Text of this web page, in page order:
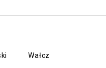
Wałcz